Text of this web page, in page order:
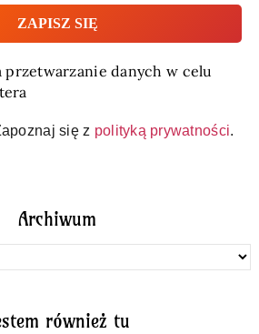
przetwarzanie danych w celu
się z polityką prywatności.
Archiwum
również tu